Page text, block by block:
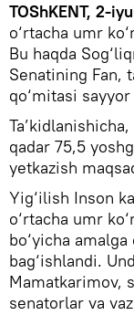
TOShKENT, 2-
o‘rtacha umr
Bu haqda
Senatining Fan,
qo‘mitasi
qadar 75,5
yetkazish
Yig‘ilish Inson
o‘rtacha umr
bo‘yicha
bag‘ishlandi.
Mamatkarimov,
senatorlar va